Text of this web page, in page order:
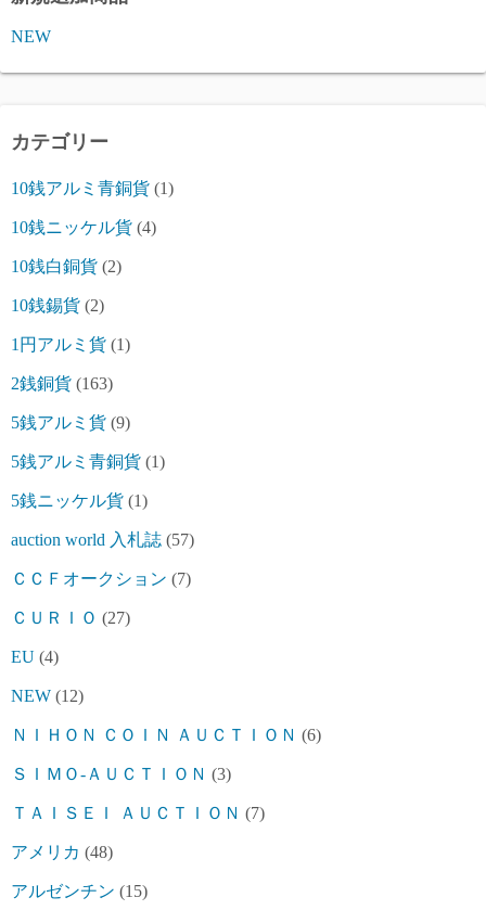
NEW
カテゴリー
10銭アルミ青銅貨 (1)
10銭ニッケル貨 (4)
10銭白銅貨 (2)
10銭錫貨 (2)
1円アルミ貨 (1)
2銭銅貨 (163)
5銭アルミ貨 (9)
5銭アルミ青銅貨 (1)
5銭ニッケル貨 (1)
auction world 入札誌 (57)
ＣＣＦオークション (7)
ＣＵＲＩＯ (27)
EU (4)
NEW (12)
ＮＩＨＯＮ ＣＯＩＮ ＡＵＣＴＩＯＮ (6)
ＳＩＭＯ-ＡＵＣＴＩＯＮ (3)
ＴＡＩＳＥＩ ＡＵＣＴＩＯＮ (7)
アメリカ (48)
アルゼンチン (15)